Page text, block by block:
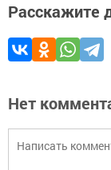
Расскажите
Нет